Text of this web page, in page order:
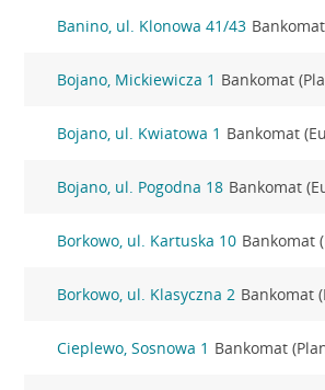
Banino, ul. Klonowa 41/43
Bojano, Mickiewicza 1 Bankomat
Bojano, ul. Kwiatowa 1 Bankomat
Bojano, ul. Pogodna 18 Bankomat
Borkowo, ul. Kartuska 10 Bankomat
Borkowo, ul. Klasyczna 2 Bankomat
Cieplewo, Sosnowa 1 Bankomat